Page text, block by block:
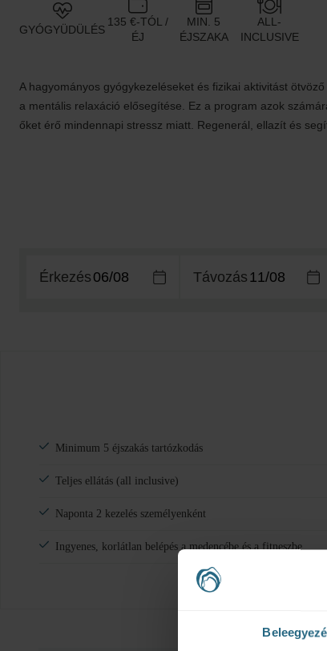
GYÓGYÜDÜLÉS
135 €-TÓL /
ÉJ
MIN. 5
ÉJSZAKA
ALL-
INCLUSIVE
A hagyományos gyógykezeléseket és fizikai aktivitást
a mentális relaxáció elősegítése. Ez a program azok
őket érő mindennapi stressz miatt. Regenerál, ellazít és
Érkezés Távozás
Minimum 5 éjszakás tartózkodás
Teljes ellátás (all inclusive)
Naponta 2 kezelés személyenként
Ingyenes, korlátlan belépés a medencébe és a fitneszbe